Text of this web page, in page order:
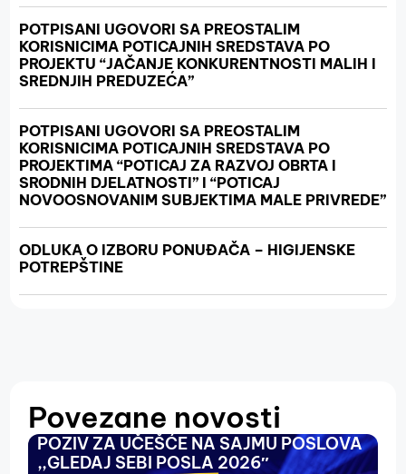
POTPISANI UGOVORI SA PREOSTALIM
KORISNICIMA POTICAJNIH SREDSTAVA PO
PROJEKTU “JAČANJE KONKURENTNOSTI MALIH I
SREDNJIH PREDUZEĆA”
POTPISANI UGOVORI SA PREOSTALIM
KORISNICIMA POTICAJNIH SREDSTAVA PO
PROJEKTIMA “POTICAJ ZA RAZVOJ OBRTA I
SRODNIH DJELATNOSTI” I “POTICAJ
NOVOOSNOVANIM SUBJEKTIMA MALE PRIVREDE”
ODLUKA O IZBORU PONUĐAČA – HIGIJENSKE
POTREPŠTINE
Povezane novosti
POZIV ZA UČEŠĆE NA SAJMU POSLOVA
,,GLEDAJ SEBI POSLA 2026″